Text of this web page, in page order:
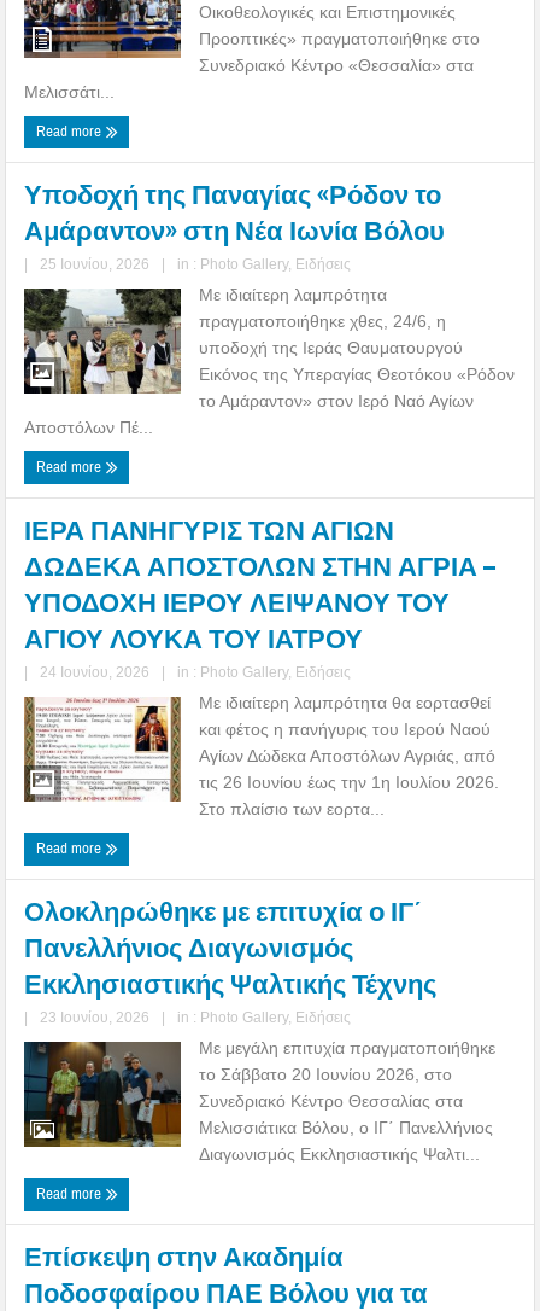
Οικοθεολογικές και Επιστημονικές
Προοπτικές» πραγματοποιήθηκε στο
Συνεδριακό Κέντρο «Θεσσαλία» στα
Μελισσάτι...
Read more
Υποδοχή της Παναγίας «Ρόδον το
Αμάραντον» στη Νέα Ιωνία Βόλου
| 25 Ιουνίου, 2026 | in : Photo Gallery, Ειδήσεις
Με ιδιαίτερη λαμπρότητα
πραγματοποιήθηκε χθες, 24/6, η
υποδοχή της Ιεράς Θαυματουργού
Εικόνος της Υπεραγίας Θεοτόκου «Ρόδον
το Αμάραντον» στον Ιερό Ναό Αγίων
Αποστόλων Πέ...
Read more
ΙΕΡΑ ΠΑΝΗΓΥΡΙΣ ΤΩΝ ΑΓΙΩΝ
ΔΩΔΕΚΑ ΑΠΟΣΤΟΛΩΝ ΣΤΗΝ ΑΓΡΙΑ –
ΥΠΟΔΟΧΗ ΙΕΡΟΥ ΛΕΙΨΑΝΟΥ ΤΟΥ
ΑΓΙΟΥ ΛΟΥΚΑ ΤΟΥ ΙΑΤΡΟΥ
| 24 Ιουνίου, 2026 | in : Photo Gallery, Ειδήσεις
Με ιδιαίτερη λαμπρότητα θα εορτασθεί
και φέτος η πανήγυρις του Ιερού Ναού
Αγίων Δώδεκα Αποστόλων Αγριάς, από
τις 26 Ιουνίου έως την 1η Ιουλίου 2026.
Στο πλαίσιο των εορτα...
Read more
Ολοκληρώθηκε με επιτυχία ο ΙΓ΄
Πανελλήνιος Διαγωνισμός
Εκκλησιαστικής Ψαλτικής Τέχνης
| 23 Ιουνίου, 2026 | in : Photo Gallery, Ειδήσεις
Με μεγάλη επιτυχία πραγματοποιήθηκε
το Σάββατο 20 Ιουνίου 2026, στο
Συνεδριακό Κέντρο Θεσσαλίας στα
Μελισσιάτικα Βόλου, ο ΙΓ΄ Πανελλήνιος
Διαγωνισμός Εκκλησιαστικής Ψαλτι...
Read more
Επίσκεψη στην Ακαδημία
Ποδοσφαίρου ΠΑΕ Βόλου για τα